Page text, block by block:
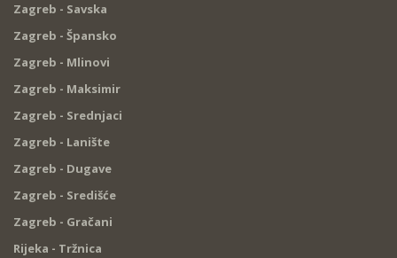
Zagreb - Savska
Zagreb - Špansko
Zagreb - Mlinovi
Zagreb - Maksimir
Zagreb - Srednjaci
Zagreb - Lanište
Zagreb - Dugave
Zagreb - Središće
Zagreb - Gračani
Rijeka - Tržnica